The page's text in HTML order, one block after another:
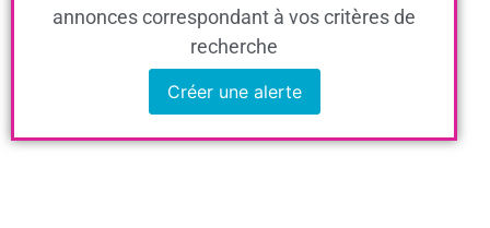
annonces correspondant à vos critères de
recherche
Créer une alerte